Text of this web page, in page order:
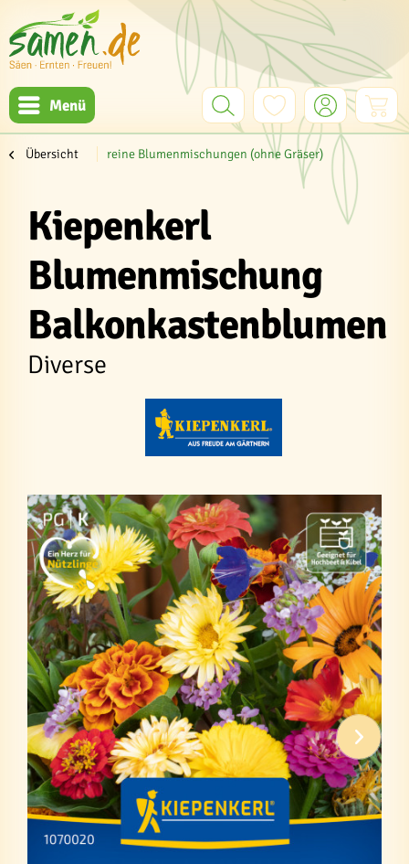
Menü
Übersicht reine Blumenmischungen (ohne Gräser)
Kiepenkerl
Blumenmischung
Balkonkastenblumen
Diverse